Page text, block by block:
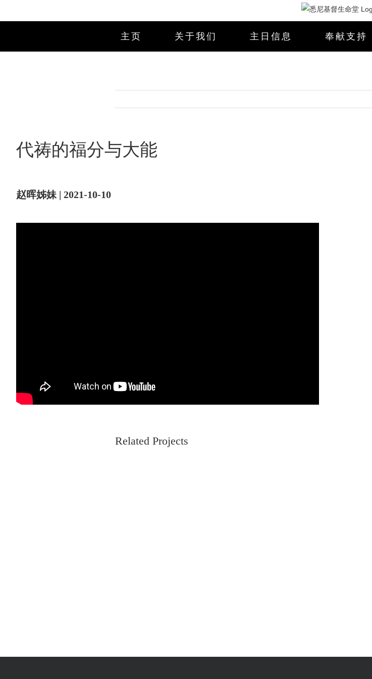
to
主页 关于我们 主日信息 奉献支持
代祷的福分与大能
赵晖姊妹 | 2021-10-10
Related Projects